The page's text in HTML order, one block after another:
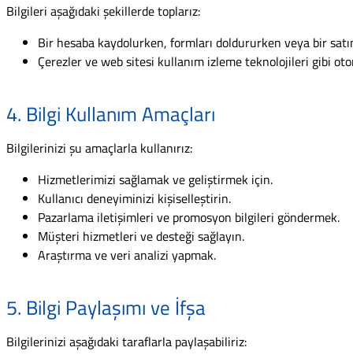
Bilgileri aşağıdaki şekillerde toplarız:
Bir hesaba kaydolurken, formları doldururken veya bir
Çerezler ve web sitesi kullanım izleme teknolojileri gibi
4. Bilgi Kullanım Amaçları
Bilgilerinizi şu amaçlarla kullanırız:
Hizmetlerimizi sağlamak ve geliştirmek için.
Kullanıcı deneyiminizi kişiselleştirin.
Pazarlama iletişimleri ve promosyon bilgileri göndermek.
Müşteri hizmetleri ve desteği sağlayın.
Araştırma ve veri analizi yapmak.
5. Bilgi Paylaşımı ve İfşa
Bilgilerinizi aşağıdaki taraflarla paylaşabiliriz: